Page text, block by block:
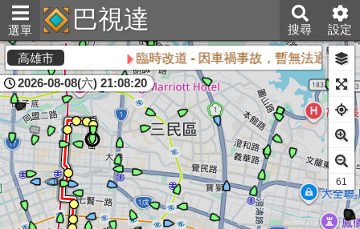
選單 巴視達 搜尋 設定
高雄市 臨時改道 - 因車禍事故，暫無法通行，
2026-08-08(六) 21:08:20
60